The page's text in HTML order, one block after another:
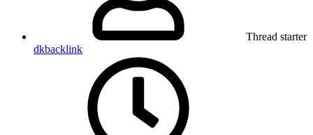
Thread starter
dkbacklink